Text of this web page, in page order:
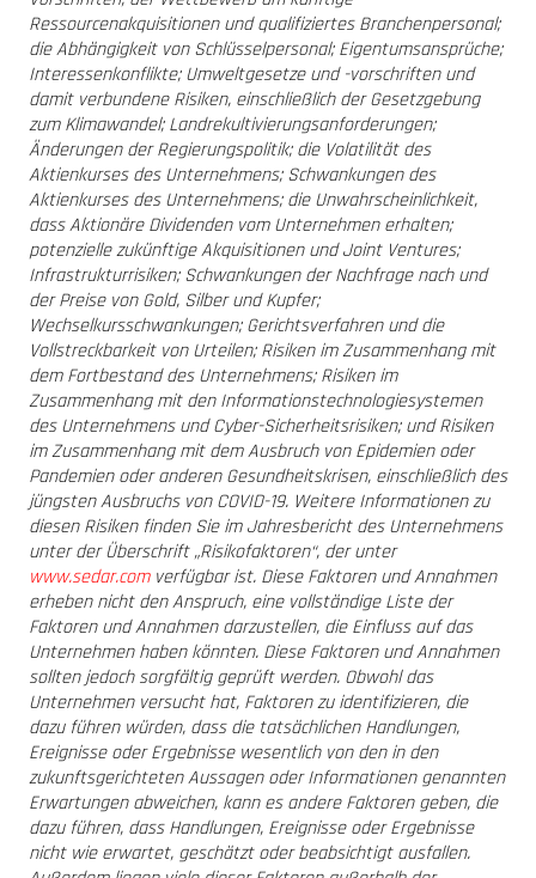
Ressourcenakquisitionen und qualifiziertes Branchenpersonal;
die Abhängigkeit von Schlüsselpersonal; Eigentumsansprüche;
Interessenkonflikte; Umweltgesetze und -vorschriften und
damit verbundene Risiken, einschließlich der Gesetzgebung
zum Klimawandel; Landrekultivierungsanforderungen;
Änderungen der Regierungspolitik; die Volatilität des
Aktienkurses des Unternehmens; Schwankungen des
Aktienkurses des Unternehmens; die Unwahrscheinlichkeit,
dass Aktionäre Dividenden vom Unternehmen erhalten;
potenzielle zukünftige Akquisitionen und Joint Ventures;
Infrastrukturrisiken; Schwankungen der Nachfrage nach und
der Preise von Gold, Silber und Kupfer;
Wechselkursschwankungen; Gerichtsverfahren und die
Vollstreckbarkeit von Urteilen; Risiken im Zusammenhang mit
dem Fortbestand des Unternehmens; Risiken im
Zusammenhang mit den Informationstechnologiesystemen
des Unternehmens und Cyber-Sicherheitsrisiken; und Risiken
im Zusammenhang mit dem Ausbruch von Epidemien oder
Pandemien oder anderen Gesundheitskrisen, einschließlich des
jüngsten Ausbruchs von COVID-19. Weitere Informationen zu
diesen Risiken finden Sie im Jahresbericht des Unternehmens
unter der Überschrift „Risikofaktoren“, der unter
www.sedar.comverfügbar ist. Diese Faktoren und Annahmen
erheben nicht den Anspruch, eine vollständige Liste der
Faktoren und Annahmen darzustellen, die Einfluss auf das
Unternehmen haben könnten. Diese Faktoren und Annahmen
sollten jedoch sorgfältig geprüft werden. Obwohl das
Unternehmen versucht hat, Faktoren zu identifizieren, die
dazu führen würden, dass die tatsächlichen Handlungen,
Ereignisse oder Ergebnisse wesentlich von den in den
zukunftsgerichteten Aussagen oder Informationen genannten
Erwartungen abweichen, kann es andere Faktoren geben, die
dazu führen, dass Handlungen, Ereignisse oder Ergebnisse
nicht wie erwartet, geschätzt oder beabsichtigt ausfallen.